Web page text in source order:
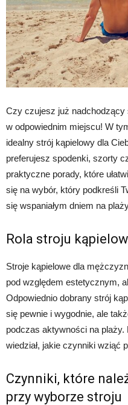
Czy czujesz już
w odpowiednim miejscu! W
idealny strój kąpielowy dla
preferujesz spodenki, szorty
praktyczne porady, które
się na wybór, który podkreśli
się wspaniałym dniem na
Rola stroju
Stroje kąpielowe dla
pod względem estetycznym,
Odpowiednio dobrany strój
się pewnie i wygodnie, ale
podczas aktywności na
wiedział, jakie czynniki wziąć
Czynniki, które
przy wyborze stroju